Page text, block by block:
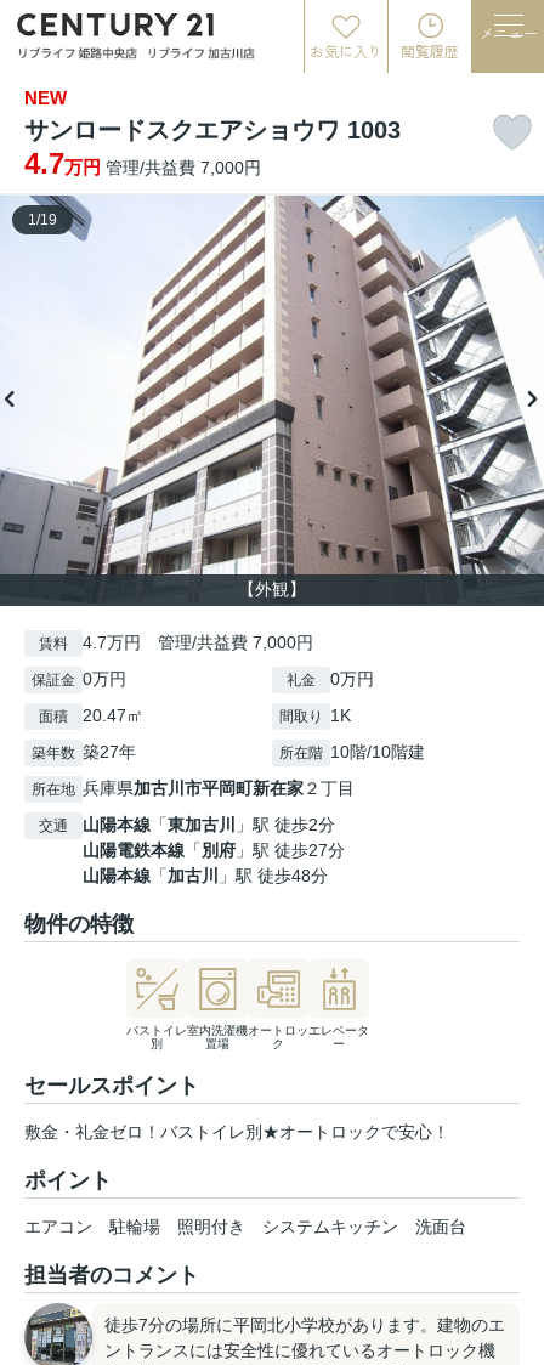
お気に入り 閲覧履歴
メニュー
NEW
サンロードスクエアショウワ 1003
4.7万円 管理/共益費 7,000円
【外観】
1 /19
賃料 4.7万円 管理/共益費 7,000円
保証金 0万円 礼金 0万円
面積 20.47㎡ 間取り 1K
築年数 築27年 所在階 10階/10階建
所在地 兵庫県加古川市平岡町新在家２丁目
交通 山陽本線 「東加古川
」駅 徒歩2分
山陽電鉄本線 「別府 」駅 徒歩27分
山陽本線 「加古川 」駅 徒歩48分
物件の特徴
バストイレ
別
室内洗濯機
置場
オートロッ
ク
エレベータ
ー
セールスポイント
敷金・礼金ゼロ！バストイレ別★オートロックで安心！
ポイント
エアコン 駐輪場 照明付き システムキッチン 洗面台
担当者のコメント
徒歩7分の場所に平岡北小学校があります。建物のエ
ントランスには安全性に優れているオートロック機